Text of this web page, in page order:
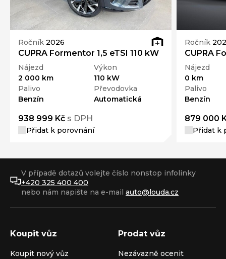
Ročník 2026
CUPRA Formentor 1,5 eTSI 110 kW
Nájezd
2 000 km
Výkon
110 kW
Palivo
Benzín
Převodovka
Automatická
938 999 Kč s DPH
Přidat k porovnání
Ročník
CUPRA
Nájezd
0 km
Palivo
Benzín
879 000
Přidat k
V případě dotazů volejte číslo nonstop infolinky
+420 325 400 400
nebo nám napište na e-mail auto@louda.cz
Koupit vůz
Koupit nový vůz
Prodat vůz
Nezávazně ocenit